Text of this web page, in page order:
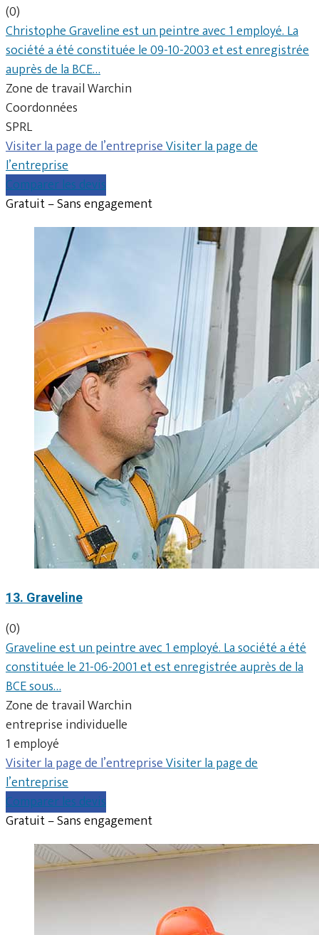
(0)
Christophe Graveline est un peintre avec 1 employé. La
société a été constituée le 09-10-2003 et est enregistrée
auprès de la BCE…
Zone de travail Warchin
Coordonnées
SPRL
Visiter la page de l’entrepriseVisiter la page de
l’entreprise
Comparer les devis
Gratuit – Sans engagement
13. Graveline
(0)
Graveline est un peintre avec 1 employé. La société a été
constituée le 21-06-2001 et est enregistrée auprès de la
BCE sous…
Zone de travail Warchin
entreprise individuelle
1 employé
Visiter la page de l’entrepriseVisiter la page de
l’entreprise
Comparer les devis
Gratuit – Sans engagement